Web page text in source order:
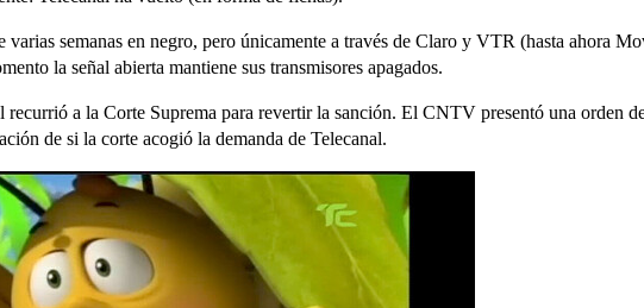
varias semanas en negro, pero únicamente a través de Claro y VTR (hasta ahora
la señal abierta mantiene sus transmisores apagados.
recurrió a la Corte Suprema para revertir la sanción. El CNTV presentó una orden
de si la corte acogió la demanda de Telecanal.